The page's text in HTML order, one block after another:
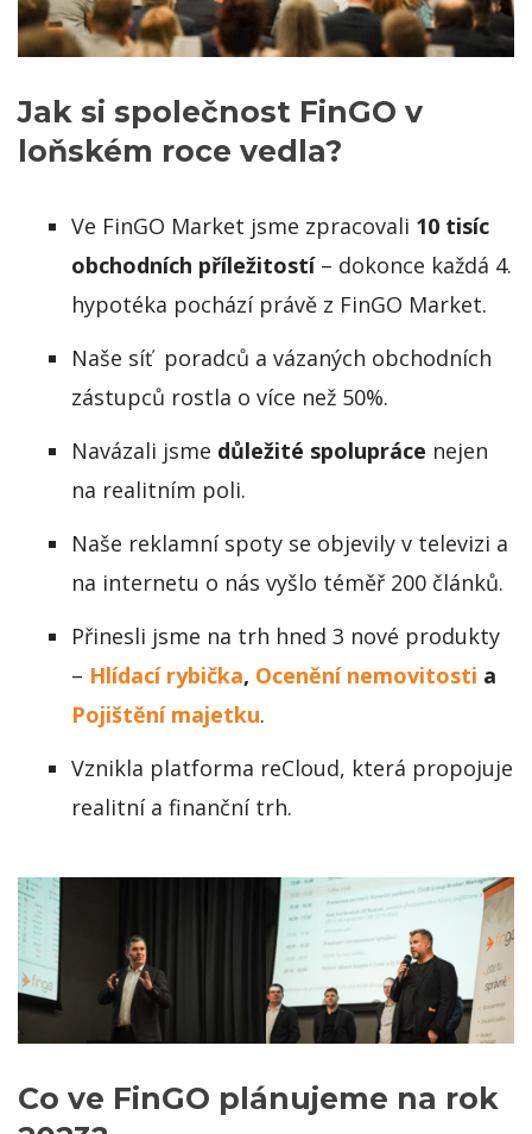
Jak si společnost FinGO v
loňském roce vedla?
Ve FinGO Market jsme zpracovali 10 tisíc
obchodních příležitostí– dokonce každá 4.
hypotéka pochází právě z FinGO Market.
Naše síť poradců a vázaných obchodních
zástupců rostla o více než 50%.
Navázali jsme důležité spolupráce nejen
na realitním poli.
Naše reklamní spoty se objevily v televizi a
na internetu o nás vyšlo téměř 200 článků.
Přinesli jsme na trh hned 3 nové produkty
– Hlídací rybička, Ocenění nemovitosti a
Pojištění majetku.
Vznikla platforma reCloud, která propojuje
realitní a finanční trh.
Co ve FinGO plánujeme na rok